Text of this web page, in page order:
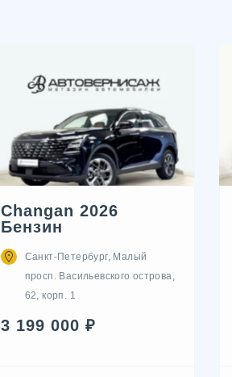
Changan 2026
Бензин
Санкт-Петербург, Малый
просп. Васильевского острова,
62, корп. 1
3 199 000 ₽